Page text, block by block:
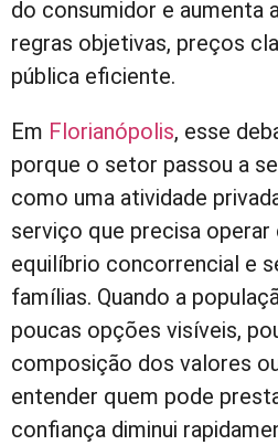
do consumidor e aumenta
regras objetivas, preços
pública eficiente.
Em Florianópolis, esse
porque o setor passou a
como uma atividade
serviço que precisa operar
equilíbrio concorrencial e
famílias. Quando a
poucas opções visíveis,
composição dos valores
entender quem pode
confiança diminui